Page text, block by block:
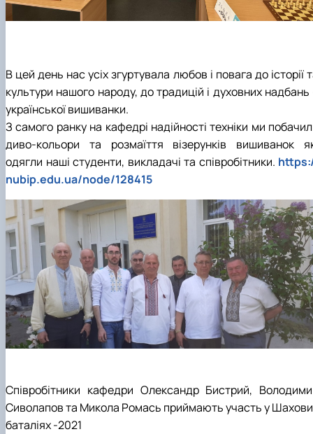
В цей день нас усіх згуртувала любов і повага до історії
культури нашого народу, до традицій і духовних надбань
української вишиванки.
З самого ранку на кафедрі надійності техніки ми
диво-кольори та розмаїття візерунків вишиванок
одягли наші студенти, викладачі та співробітники.
nubip.edu.ua/node/128415
Співробітники кафедри Олександр Бистрий,
Сиволапов та Микола Ромась приймають участь у
баталіях -2021